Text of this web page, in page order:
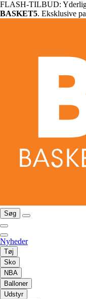
FLASH-TILBUD:
BASKET5. Eksklusive
Søg
Nyheder
Tøj
Sko
NBA
Balloner
Udstyr